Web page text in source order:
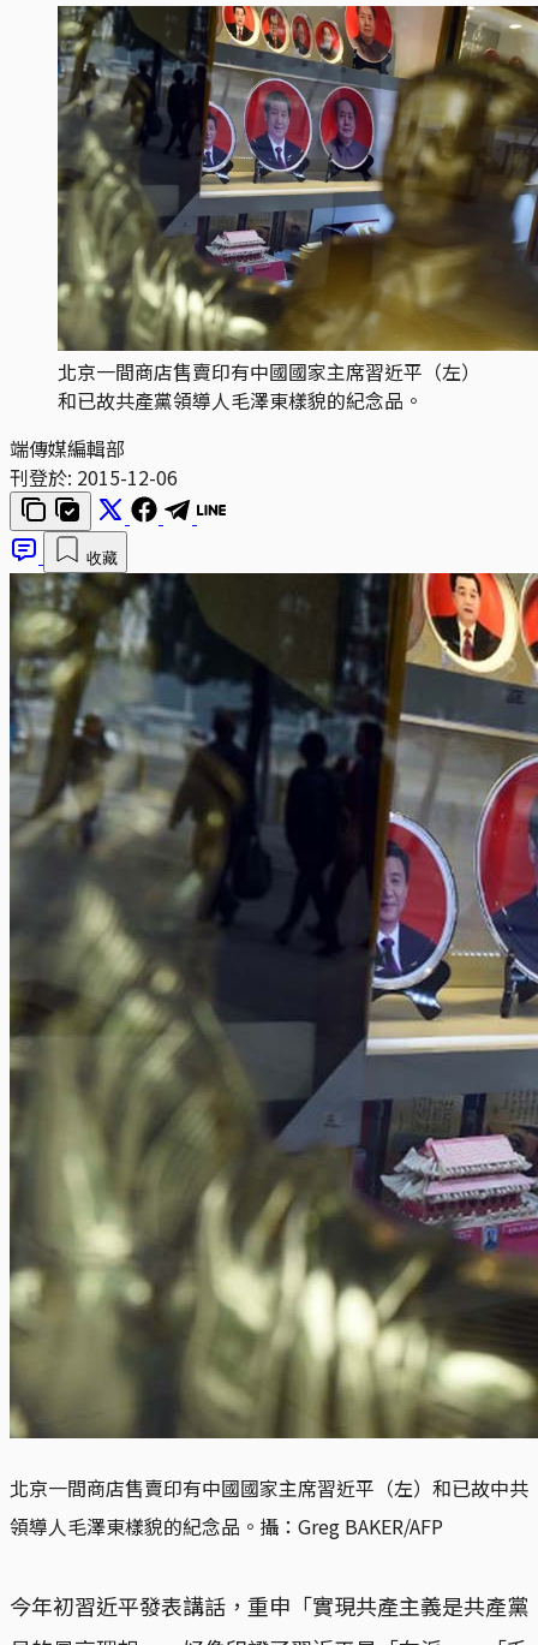
北京一間商店售賣印有中國國家主席習近平（左）
和已故共產黨領導人毛澤東樣貌的紀念品。
端傳媒編輯部
刊登於: 2015-12-06
收藏
北京一間商店售賣印有中國國家主席習近平（左）和已故中共
領導人毛澤東樣貌的紀念品。 攝：Greg BAKER/AFP
今年初習近平發表講話，重申「實現共產主義是共產黨